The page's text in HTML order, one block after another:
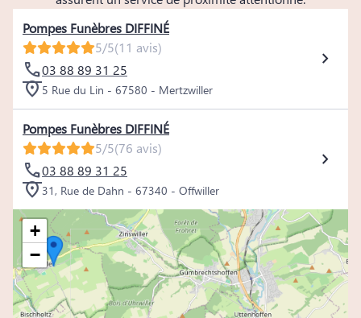
Pompes Funèbres DIFFINÉ
5/5(11 avis)
03 88 89 31 25
5 Rue du Lin - 67580 - Mertzwiller
Pompes Funèbres DIFFINÉ
5/5(76 avis)
03 88 89 31 25
31, Rue de Dahn - 67340 - Offwiller
+
−